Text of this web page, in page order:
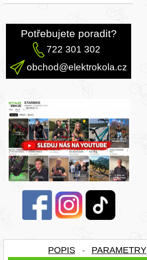
Potřebujete poradit?
722 301 302
obchod@elektrokola.cz
POPIS - PARAMETRY